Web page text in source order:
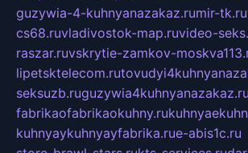
guzywia-4-kuhnyanazakaz.rumir-tk.ru
cs68.ruvladivostok-map.ruvideo-
raszar.ruvskrytie-zamkov-
lipetsktelecom.ru
seksuzb.ruguzywia4kuhnyanazakaz.ru
fabrikaofabrikaokuhny.ru
kuhnyaykuhnyayfabrika.rue-abis1c.ru